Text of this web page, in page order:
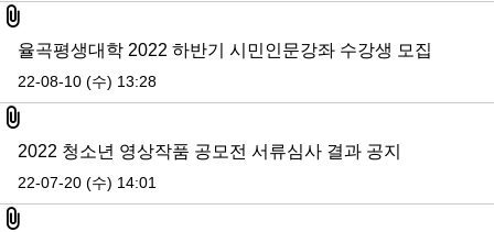
첨부파일
율곡평생대학 2022 하반기 시민인문강좌 수강생 모집
22-08-10 (수) 13:28
첨부파일
2022 청소년 영상작품 공모전 서류심사 결과 공지
22-07-20 (수) 14:01
첨부파일